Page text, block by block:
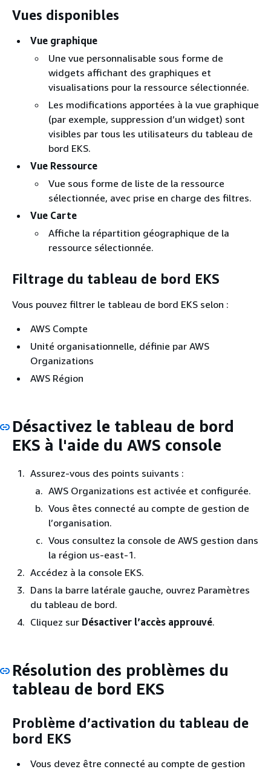
Vues disponibles
Vue graphique
Une vue personnalisable sous forme de
widgets affichant des graphiques et
visualisations pour la ressource sélectionnée.
Les modifications apportées à la vue graphique
(par exemple, suppression d’un widget) sont
visibles par tous les utilisateurs du tableau de
bord EKS.
Vue Ressource
Vue sous forme de liste de la ressource
sélectionnée, avec prise en charge des filtres.
Vue Carte
Affiche la répartition géographique de la
ressource sélectionnée.
Filtrage du tableau de bord EKS
Vous pouvez filtrer le tableau de bord EKS selon :
AWS Compte
Unité organisationnelle, définie par AWS
Organizations
AWS Région
Désactivez le tableau de bord
EKS à l'aide du AWS console
Assurez-vous des points suivants :
AWS Organizations est activée et configurée.
Vous êtes connecté au compte de gestion de
l’organisation.
Vous consultez la console de AWS gestion dans
la région us-east-1.
Accédez à la console EKS.
Dans la barre latérale gauche, ouvrez Paramètres
du tableau de bord.
Cliquez sur Désactiver l’accès approuvé.
Résolution des problèmes du
tableau de bord EKS
Problème d’activation du tableau de
bord EKS
Vous devez être connecté au compte de gestion